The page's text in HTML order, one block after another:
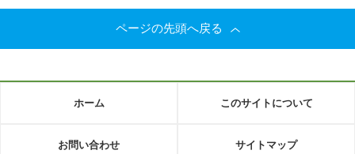
ページの先頭へ戻る
ホーム このサイトについて
お問い合わせ サイトマップ